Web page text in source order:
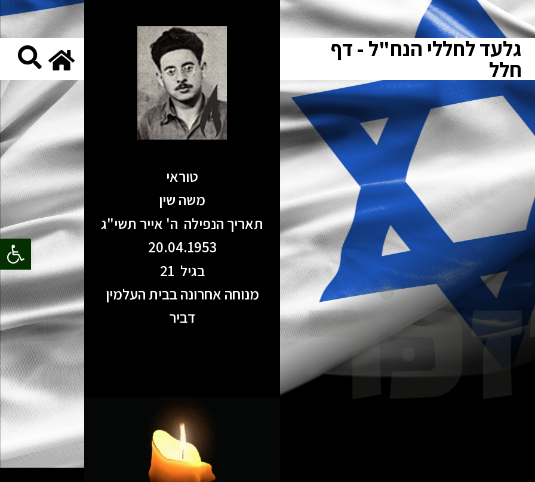
פתח
גלעד לחללי הנח"ל - דף
חלל
טוראי
משה שין
תאריך הנפילה ה' אייר תשי"ג
20.04.1953
בגיל 21
מנוחה אחרונה בבית העלמין
דביר